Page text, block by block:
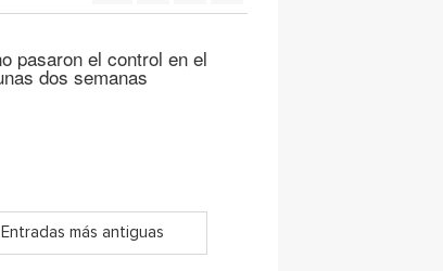
pasaron el control en el
dos semanas
Entradas más antiguas